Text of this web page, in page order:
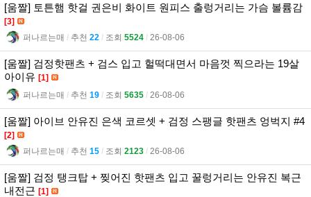
[움짤] 토튼햄 핫걸 권은비 화이트 원피스 출렁거리는 가슴 볼륨감
[3]
퍼나르는매 l 추천 22 l 조회 5524 l 26-08-06
[움짤] 검정핫팬츠 + 검스 입고 헐떡대면서 마음껏 찍으라는 19살
아이유 [1]
퍼나르는매 l 추천 19 l 조회 5635 l 26-08-06
[움짤] 아이브 안유진 은색 코르셋 + 검정 스팽글 핫팬츠 엉벅지 #4
[2]
퍼나르는매 l 추천 15 l 조회 2123 l 26-08-06
[움짤] 검정 탱크탑 + 찢어진 핫팬츠 입고 꿀렁거리는 안유진 복근
내전근 [1]